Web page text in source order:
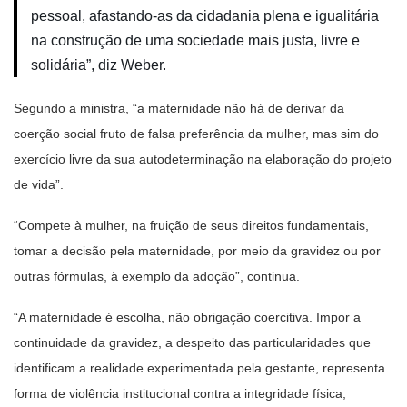
pessoal, afastando-as da cidadania plena e igualitária
na construção de uma sociedade mais justa, livre e
solidária”, diz Weber.
Segundo a ministra, “a maternidade não há de derivar da
coerção social fruto de falsa preferência da mulher, mas sim do
exercício livre da sua autodeterminação na elaboração do projeto
de vida”.
“Compete à mulher, na fruição de seus direitos fundamentais,
tomar a decisão pela maternidade, por meio da gravidez ou por
outras fórmulas, à exemplo da adoção”, continua.
“A maternidade é escolha, não obrigação coercitiva. Impor a
continuidade da gravidez, a despeito das particularidades que
identificam a realidade experimentada pela gestante, representa
forma de violência institucional contra a integridade física,